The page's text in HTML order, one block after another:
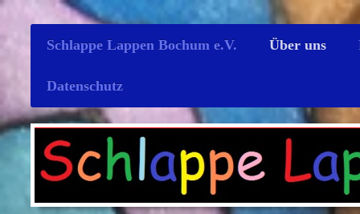
Schlappe Lappen Bochum e.V. Über uns
Datenschutz